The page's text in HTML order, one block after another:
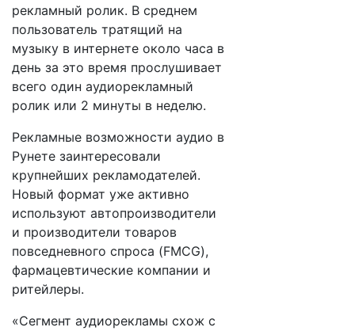
рекламный ролик. В среднем
пользователь тратящий на
музыку в интернете около часа в
день за это время прослушивает
всего один аудиорекламный
ролик или 2 минуты в неделю.
Рекламные возможности аудио в
Рунете заинтересовали
крупнейших рекламодателей.
Новый формат уже активно
используют автопроизводители
и производители товаров
повседневного спроса (FMCG),
фармацевтические компании и
ритейлеры.
«Сегмент аудиорекламы схож с